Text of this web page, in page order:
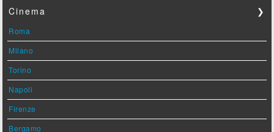
Cinema ❯
Roma
Milano
Torino
Napoli
Firenze
Bergamo